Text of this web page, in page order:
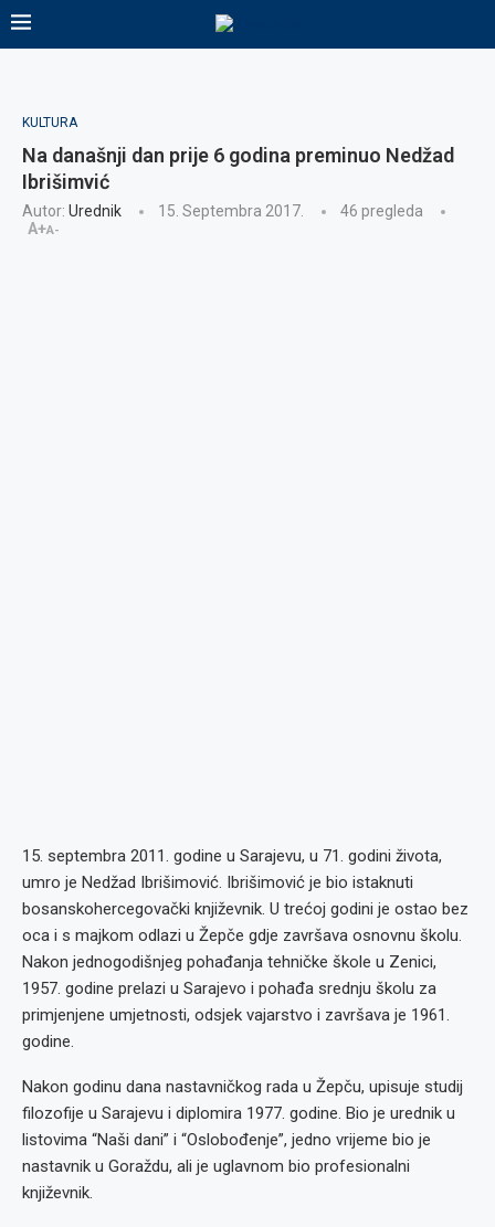
KULTURA
Na današnji dan prije 6 godina preminuo Nedžad
Ibrišimvić
Autor: Urednik 15. Septembra 2017. 46 pregleda
A+A-
15. septembra 2011. godine u Sarajevu, u 71. godini života,
umro je Nedžad Ibrišimović. Ibrišimović je bio istaknuti
bosanskohercegovački književnik. U trećoj godini je ostao bez
oca i s majkom odlazi u Žepče gdje završava osnovnu školu.
Nakon jednogodišnjeg pohađanja tehničke škole u Zenici,
1957. godine prelazi u Sarajevo i pohađa srednju školu za
primjenjene umjetnosti, odsjek vajarstvo i završava je 1961.
godine.
Nakon godinu dana nastavničkog rada u Žepču, upisuje studij
filozofije u Sarajevu i diplomira 1977. godine. Bio je urednik u
listovima “Naši dani” i “Oslobođenje”, jedno vrijeme bio je
nastavnik u Goraždu, ali je uglavnom bio profesionalni
književnik.